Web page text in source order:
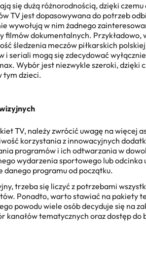
się dużą różnorodnością, dzięki
TV jest dopasowywana do potrzeb
wywołują w nim żadnego
filmów dokumentalnych.
śledzenia meczów piłkarskich
i seriali mogą się zdecydować
Wybór jest niezwykle szeroki,
tym dzieci.
TV, należy zwrócić uwagę na więcej
korzystania z innowacyjnych
programów i ich odtwarzania w
wydarzenia sportowego lub
programu od początku.
trzeba się liczyć z potrzebami
Ponadto, warto stawiać na pakiety
powodu wiele osób decyduje się na
kanałów tematycznych oraz dostęp